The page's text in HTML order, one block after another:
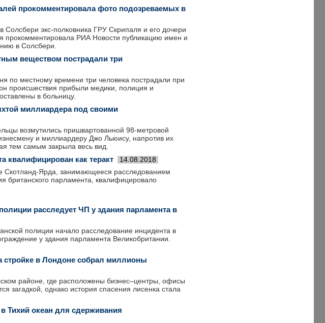
прокомментировала фото подозреваемых в
экс-полковника ГРУ Скрипаля и его дочери
прокомментировала РИА Новости публикацию имен и
в Солсбери.
веществом пострадали три
по местному времени три человека пострадали при
происшествия прибыли медики, полиция и
в больницу.
миллиардера под своими
возмутились пришвартованной 98-метровой
и миллиардеру Джо Льюису, напротив их
тем самым закрыла весь вид.
квалифицирован как теракт 14.08.2018
Скотланд-Ярда, занимающееся расследованием
британского парламента, квалифицировало
расследует ЧП у здания парламента в
полиции начало расследование инцидента в
у здания парламента Великобритании.
стройке в Лондоне собрал миллионы
районе, где расположены бизнес–центры, офисы
загадкой, однако история спасения лисенка стала
Тихий океан для сдерживания